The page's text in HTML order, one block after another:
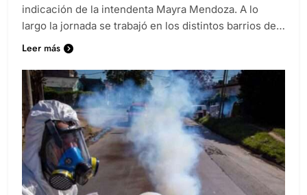
indicación de la intendenta Mayra Mendoza. A lo
largo la jornada se trabajó en los distintos barrios de…
Leer más